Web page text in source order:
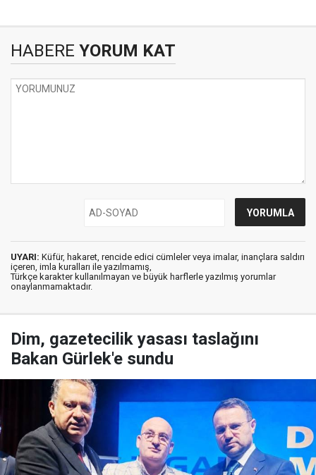
HABERE YORUM KAT
UYARI: Küfür, hakaret, rencide edici cümleler veya imalar, inançlara saldırı
içeren, imla kuralları ile yazılmamış,
Türkçe karakter kullanılmayan ve büyük harflerle yazılmış yorumlar
onaylanmamaktadır.
Dim, gazetecilik yasası taslağını
Bakan Gürlek'e sundu